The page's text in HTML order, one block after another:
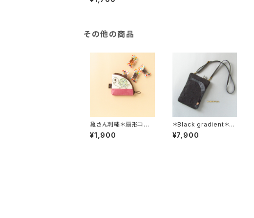
ネイビー＊亀プリント
その他の商品
亀さん刺繍＊扇形コイ
ンケース＊ピンク＊甲羅
刺繍色 グリーン系グラ
¥1,900
＊Black gradient＊甲
羅デザイン サコッシュ・
亀甲ショルダーバッグ
¥7,900